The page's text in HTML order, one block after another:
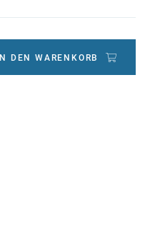
IN DEN WARENKORB